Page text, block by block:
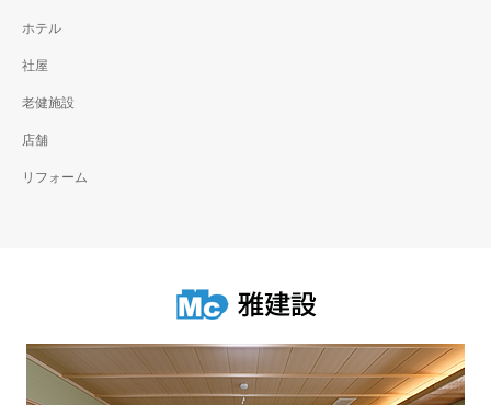
ホテル
社屋
老健施設
店舗
リフォーム